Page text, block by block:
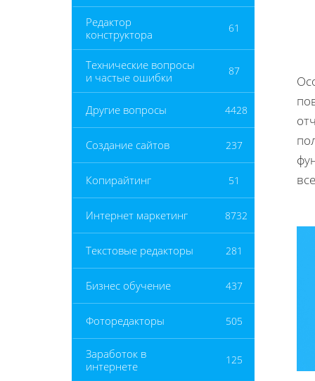
Редактор
конструктора
61
Технические вопросы
и частые ошибки
87
Другие вопросы 4428
Создание сайтов 237
Копирайтинг 51
Интернет маркетинг 8732
Текстовые редакторы 281
Бизнес обучение 437
Фоторедакторы 505
Заработок в
интернете
125